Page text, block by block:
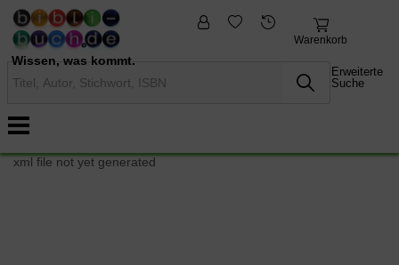
Wissen, was kommt.
Warenkorb
Erweiterte
Suche
fremdsprachige
Bücher
xml file not yet generated